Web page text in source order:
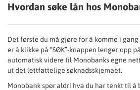
Hvordan søke lån hos
Det første du må gjøre for å komme i gang
er å klikke på “SØK”-knappen lenger opp
automatisk videre til Monobanks egne
ut det lettfattelige søknadsskjemaet.
Monobank spør aldri hva du har tenkt til å